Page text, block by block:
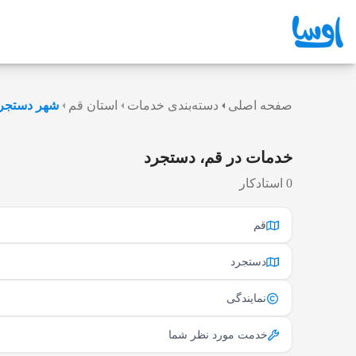
صفحه اصلی دسته‌بندی خدمات استان قم شهر
خدمات در قم، دستجرد
0 استادکار
قم
دستجرد
نمایندگی
خدمت مورد نظر شما